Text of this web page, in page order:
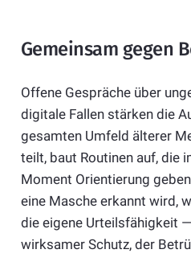
Gemeinsam gegen
Offene Gespräche über
digitale Fallen stärken die
gesamten Umfeld älterer
teilt, baut Routinen auf, die
Moment Orientierung
eine Masche erkannt wird,
die eigene Urteilsfähigkeit
wirksamer Schutz, der